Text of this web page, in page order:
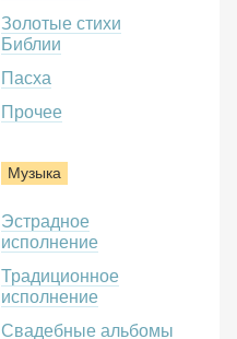
Золотые стихи
Библии
Пасха
Прочее
Музыка
Эстрадное
исполнение
Традиционное
исполнение
Свадебные альбомы